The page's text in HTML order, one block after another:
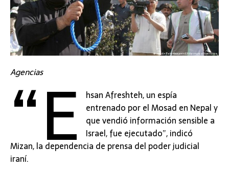
Agencias
“E hsan Afreshteh, un espía
entrenado por el Mosad en Nepal y
que vendió información sensible a
Israel, fue ejecutado”, indicó
Mizan, la dependencia de prensa del poder judicial
iraní.